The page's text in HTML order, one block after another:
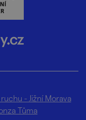
- Jižní Morava
Tůma